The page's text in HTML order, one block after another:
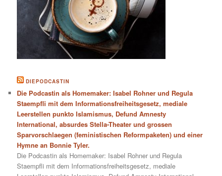
DIEPODCASTIN
Die Podcastin als Homemaker: Isabel Rohner und Regula
Staempfli mit dem Informationsfreiheitsgesetz, mediale
Leerstellen punkto Islamismus, Defund Amnesty
International, absurdes Stella-Theater und grossen
Sparvorschlaegen (feministischen Reformpaketen) und einer
Hymne an Bonnie Tyler.
Die Podcastin als Homemaker: Isabel Rohner und Regula
Staempfli mit dem Informationsfreiheitsgesetz, mediale